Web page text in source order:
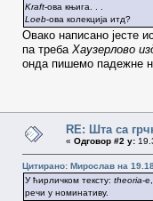
Kraft-ова књига. . .
Loeb-ова колекција итд?
Овако написано јесте
па треба Хаузерлово
онда пишемо падежне
RE: Шта са
« Одговор #2 у:
Цитирано: Мирослав на
У ћирличком тексту: theoria-е,
речи у номинативу.